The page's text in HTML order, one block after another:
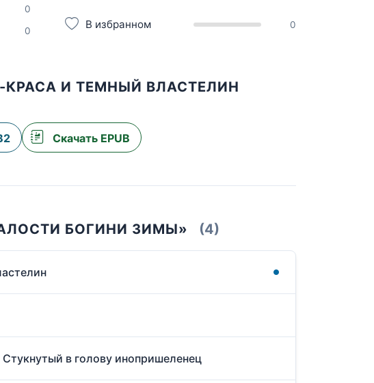
0
0 В избранном 0
КРАСА И ТЕМНЫЙ ВЛАСТЕЛИН
Скачать EPUB
БОГИНИ ЗИМЫ» (4)
в голову инопришеленец